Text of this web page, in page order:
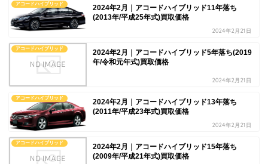
アコードハイブリッド
2024年2月｜アコードハイブリッド11年落ち
(2013年/平成25年式)買取価格
2024年2月21日
アコードハイブリッド
2024年2月｜アコードハイブリッド5年落ち(2019
年/令和元年式)買取価格
2024年2月21日
アコードハイブリッド
2024年2月｜アコードハイブリッド13年落ち
(2011年/平成23年式)買取価格
2024年2月21日
アコードハイブリッド
2024年2月｜アコードハイブリッド15年落ち
(2009年/平成21年式)買取価格